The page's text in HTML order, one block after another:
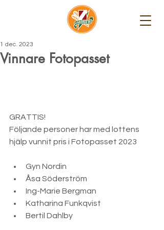
Vinnare Fotopasset
1 dec. 2023
GRATTIS!
Följande personer har med lottens
hjälp vunnit pris i Fotopasset 2023
Gyn Nordin
Åsa Söderström
Ing-Marie Bergman
Katharina Funkqvist
Bertil Dahlby